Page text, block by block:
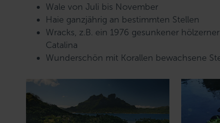
Wale von Juli bis November
Haie ganzjährig an bestimmten Stellen
Wracks, z.B. ein 1976 gesunkener
Catalina
Wunderschön mit Korallen bewachsene